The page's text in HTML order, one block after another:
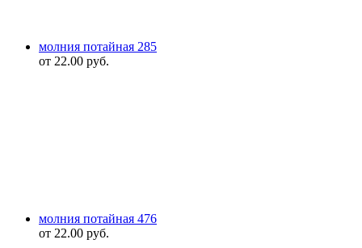
молния потайная 285
от 22.00 руб.
молния потайная 476
от 22.00 руб.